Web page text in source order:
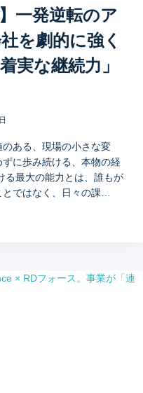
一発逆転のア
を劇的に強く
実な継続力」
ある、現場の小さな変
に歩み続ける、本物の経
る最大の能力とは、誰もが
とではなく、日々の課…